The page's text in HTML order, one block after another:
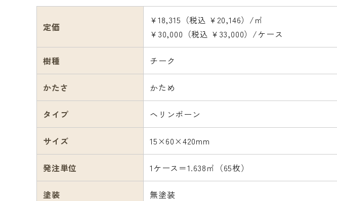
定価
¥18,315（税込 ¥20,146）/㎡
¥30,000（税込 ¥33,000）/ケース
樹種 チーク
かたさ かため
タイプ ヘリンボーン
サイズ 15×60×420mm
発注単位 1ケース＝1.638㎡（65枚）
塗装 無塗装